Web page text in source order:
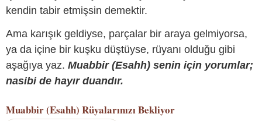
kendin tabir etmişsin demektir.
Ama karışık geldiyse, parçalar bir araya gelmiyorsa,
ya da içine bir kuşku düştüyse, rüyanı olduğu gibi
aşağıya yaz. Muabbir (Esahh) senin için yorumlar;
nasibi de hayır duandır.
Muabbir (Esahh) Rüyalarınızı Bekliyor